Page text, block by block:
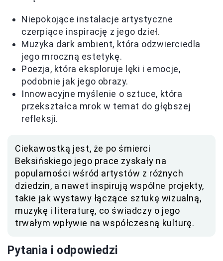
Niepokojące instalacje artystyczne
czerpiące inspirację z jego dzieł.
Muzyka dark ambient, która odzwierciedla
jego mroczną estetykę.
Poezja, która eksploruje lęki i emocje,
podobnie jak jego obrazy.
Innowacyjne myślenie o sztuce, która
przekształca mrok w temat do głębszej
refleksji.
Ciekawostką jest, że po śmierci
Beksińskiego jego prace zyskały na
popularności wśród artystów z różnych
dziedzin, a nawet inspirują wspólne projekty,
takie jak wystawy łączące sztukę wizualną,
muzykę i literaturę, co świadczy o jego
trwałym wpływie na współczesną kulturę.
Pytania i odpowiedzi